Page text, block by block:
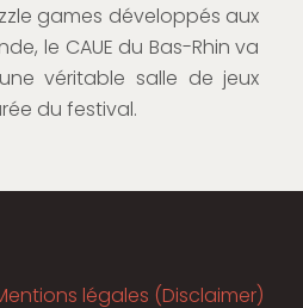
games développés aux
le CAUE du Bas-Rhin va
véritable salle de jeux
du festival.
légales (Disclaimer)